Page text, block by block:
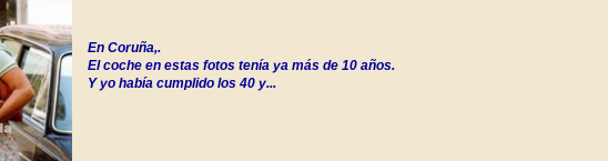
En Coruña,.
El coche en estas fotos tenía ya más de 10 años.
Y yo había cumplido los 40 y...